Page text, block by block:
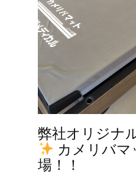
弊社オリジナ
カメリバマ
場！！